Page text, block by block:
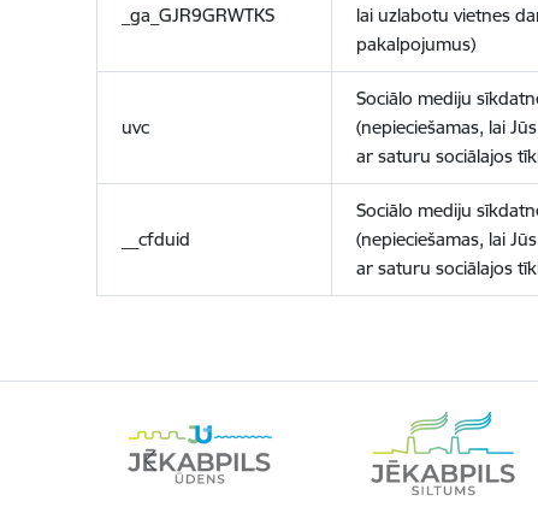
_ga_GJR9GRWTKS
lai uzlabotu vietnes
pakalpojumus)
uvc
Sociālo mediju
(nepieciešamas, lai
ar saturu sociālajos
__cfduid
Sociālo mediju
(nepieciešamas, lai
ar saturu sociālajos